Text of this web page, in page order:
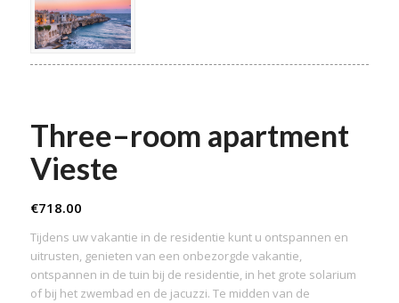
Three–room apartment
Vieste
€718.00
Tijdens uw vakantie in de residentie kunt u ontspannen en
uitrusten, genieten van een onbezorgde vakantie,
ontspannen in de tuin bij de residentie, in het grote solarium
of bij het zwembad en de jacuzzi. Te midden van de